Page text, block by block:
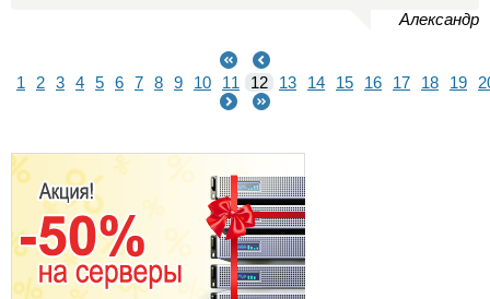
Александр
1 2 3 4 5 6 7 8 9 10 11 12 13 14 15 16 17 18 19